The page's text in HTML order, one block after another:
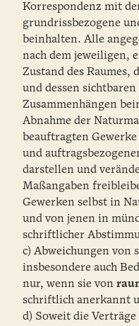
Korrespondenz mit
grundrissbezogene
beinhalten. Alle
nach dem jeweiligen,
Zustand des Raumes,
und dessen
Zusammenhängen
Abnahme der
beauftragten
und
darstellen und
Maßangaben
Gewerken selbst in
und von jenen in
schriftlicher
c) Abweichungen von
insbesondere auch
nur, wenn sie von
schriftlich anerkannt
d) Soweit die